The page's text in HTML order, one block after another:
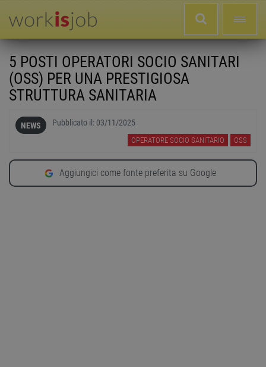
5 POSTI OPERATORI SOCIO SANITARI
(OSS) PER UNA PRESTIGIOSA
STRUTTURA SANITARIA
NEWS Pubblicato il: 03/11/2025
OPERATORE SOCIO SANITARIO OSS
Aggiungici come fonte preferita su Google